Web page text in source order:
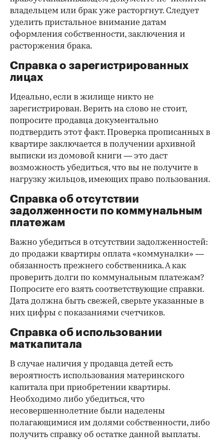
владельцем или брак уже расторгнут. Следует
уделить пристальное внимание датам
оформления собственности, заключения и
расторжения брака.
Справка о зарегистрированных
лицах
Идеально, если в жилище никто не
зарегистрирован. Верить на слово не стоит,
попросите продавца документально
подтвердить этот факт. Проверка прописанных в
квартире заключается в получении архивной
выписки из домовой книги — это даст
возможность убедиться, что вы не получите в
нагрузку жильцов, имеющих право пользования.
Справка об отсутствии
задолженности по коммунальным
платежам
Важно убедиться в отсутствии задолженностей:
до продажи квартиры оплата «коммуналки» —
обязанность прежнего собственника. А как
проверить долги по коммунальным платежам?
Попросите его взять соответствующие справки.
Дата должна быть свежей, сверьте указанные в
них цифры с показаниями счетчиков.
Справка об использовании
маткапитала
В случае наличия у продавца детей есть
вероятность использования материнского
капитала при приобретении квартиры.
Необходимо либо убедиться, что
несовершеннолетние были наделены
полагающимися им долями собственности, либо
получить справку об остатке данной выплаты.